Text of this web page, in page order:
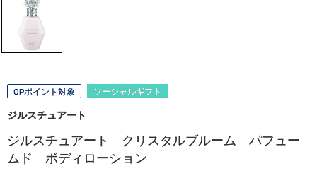
OPポイント対象 ソーシャルギフト
ジルスチュアート
ジルスチュアート クリスタルブルーム パフュー
ムド ボディローション